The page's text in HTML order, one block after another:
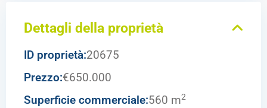
Dettagli della proprietà
ID proprietà:20675
Prezzo:€650.000
Superficie commerciale:560 m2